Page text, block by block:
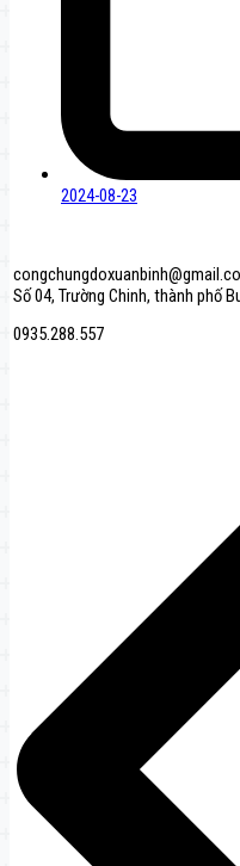
2024-08-23
Số 04, Trường Chinh, thành phố
0935.288.557